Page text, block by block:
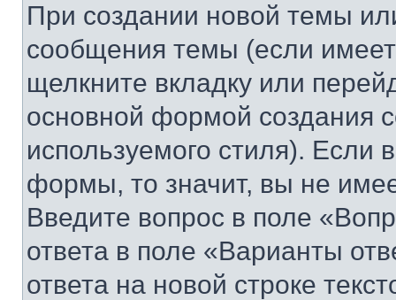
При создании новой темы
сообщения темы (если
щелкните вкладку или
основной формой создания
используемого стиля). Если
формы, то значит, вы не
Введите вопрос в поле
ответа в поле «Варианты
ответа на новой строке